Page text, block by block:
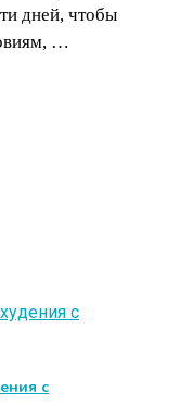
дней, чтобы
…
с